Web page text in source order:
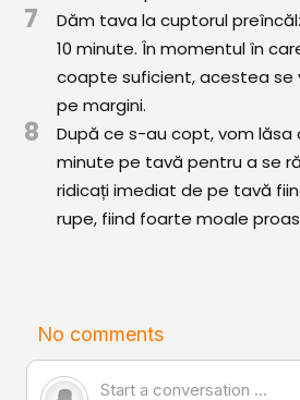
7
Dăm tava la cuptorul
10 minute. În momentul în
coapte suficient, acestea se
pe margini.
8
După ce s-au copt, vom lăsa
minute pe tavă pentru a se
ridicați imediat de pe tavă
rupe, fiind foarte moale